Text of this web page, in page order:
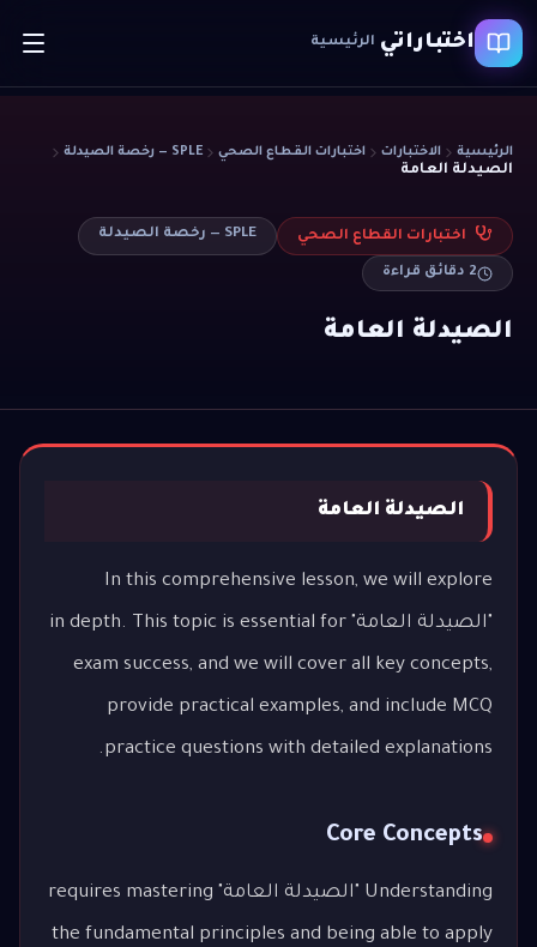
اختباراتي الرئيسية
الرئيسية الاختبارات اختبارات القطاع الصحي SPLE — رخصة الصيدلة
الصيدلة العامة
اختبارات القطاع الصحي SPLE — رخصة الصيدلة
2 دقائق قراءة
الصيدلة العامة
الصيدلة العامة
In this comprehensive lesson, we will explore
"الصيدلة العامة" in depth. This topic is essential for
exam success, and we will cover all key concepts,
provide practical examples, and include MCQ
practice questions with detailed explanations.
Core Concepts
Understanding "الصيدلة العامة" requires mastering
the fundamental principles and being able to apply